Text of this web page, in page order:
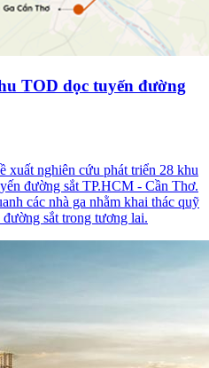
TOD dọc tuyến đường
xuất nghiên cứu phát triển 28 khu
đường sắt TP.HCM - Cần Thơ.
các nhà ga nhằm khai thác quỹ
sắt trong tương lai.